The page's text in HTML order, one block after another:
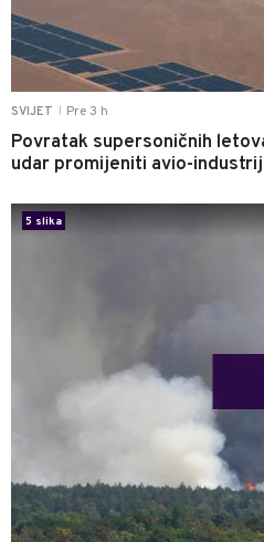
SVIJET Pre 3 h
Povratak supersoničnih
udar promijeniti avio-
5 slika